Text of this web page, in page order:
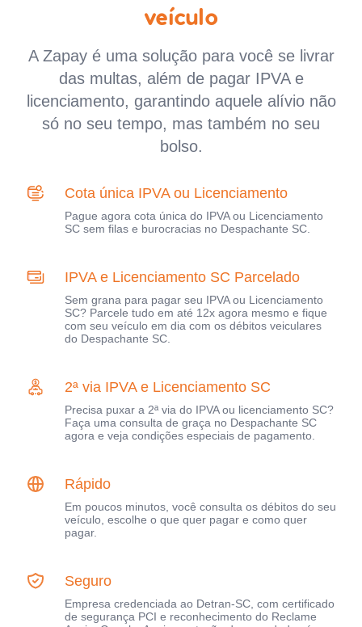
veículo
A Zapay é uma solução para você se livrar
das multas, além de pagar IPVA e
licenciamento, garantindo aquele alívio não
só no seu tempo, mas também no seu
bolso.
Cota única IPVA ou Licenciamento
Pague agora cota única do IPVA ou Licenciamento
SC sem filas e burocracias no Despachante SC.
IPVA e Licenciamento SC Parcelado
Sem grana para pagar seu IPVA ou Licenciamento
SC? Parcele tudo em até 12x agora mesmo e fique
com seu veículo em dia com os débitos veiculares
do Despachante SC.
2ª via IPVA e Licenciamento SC
Precisa puxar a 2ª via do IPVA ou licenciamento SC?
Faça uma consulta de graça no Despachante SC
agora e veja condições especiais de pagamento.
Rápido
Em poucos minutos, você consulta os débitos do seu
veículo, escolhe o que quer pagar e como quer
pagar.
Seguro
Empresa credenciada ao Detran-SC, com certificado
de segurança PCI e reconhecimento do Reclame